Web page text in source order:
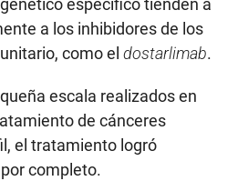
específico tienden a
a los inhibidores de los
como el dostarlimab.
escala realizados en
de cánceres
el tratamiento logró
completo.